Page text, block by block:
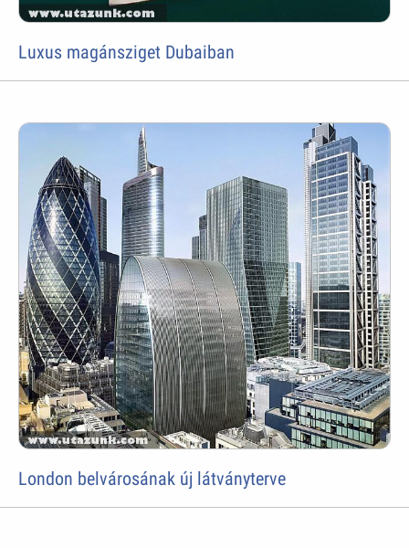
Luxus magánsziget Dubaiban
London belvárosának új látványterve